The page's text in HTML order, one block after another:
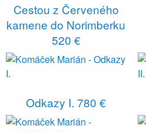
Cestou z Červeného
kamene do Norimberku
520 €
Odkazy I. 780 €